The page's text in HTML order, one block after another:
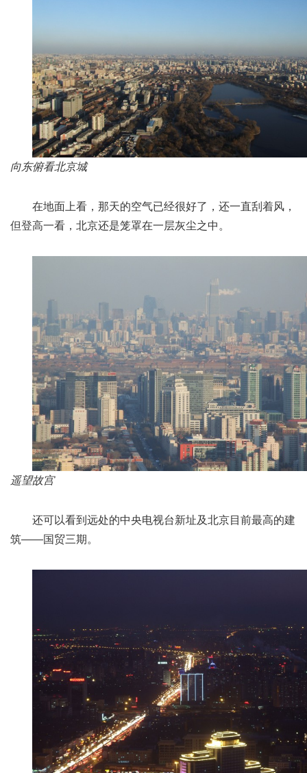
向东俯看北京城
在地面上看，那天的空气已经很好了，还一直刮着风，
但登高一看，北京还是笼罩在一层灰尘之中。
遥望故宫
还可以看到远处的中央电视台新址及北京目前最高的建
筑——国贸三期。